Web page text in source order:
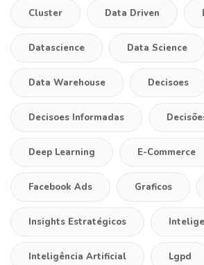
Cluster Data Driven
Datascience Data Science
Data Warehouse Decisoes
Decisoes Informadas
Deep Learning E-Commerce
Facebook Ads Graficos
Insights Estratégicos
Inteligência Artificial Lgpd